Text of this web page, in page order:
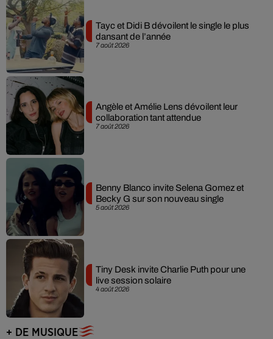
7 août 2026
Tayc et Didi B dévoilent le single le plus
dansant de l’année
7 août 2026
Angèle et Amélie Lens dévoilent leur
collaboration tant attendue
5 août 2026
Benny Blanco invite Selena Gomez et
Becky G sur son nouveau single
4 août 2026
Tiny Desk invite Charlie Puth pour une
live session solaire
+ DE MUSIQUE